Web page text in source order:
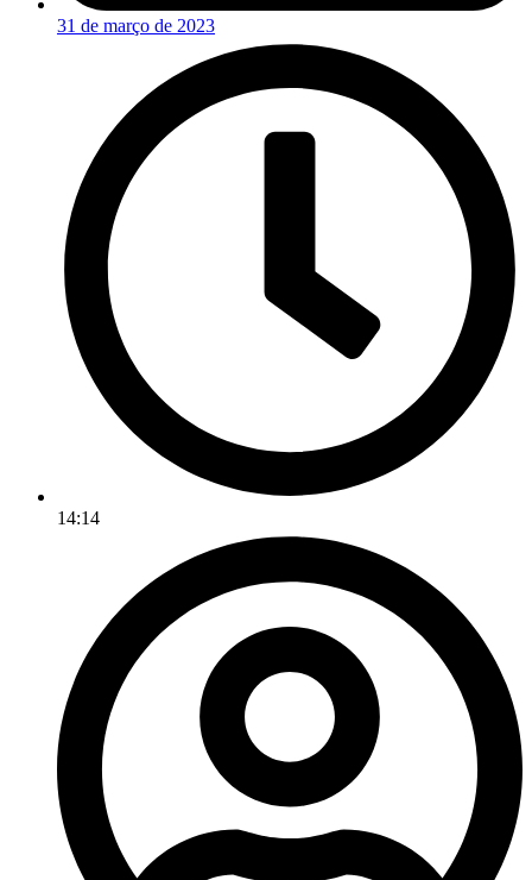
31 de março de 2023
14:14